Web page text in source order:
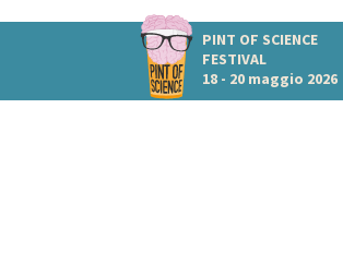
PINT OF SCIENCE
FESTIVAL
18 - 20 maggio 2026